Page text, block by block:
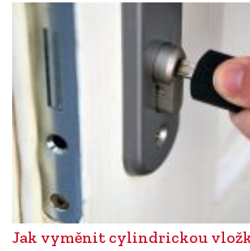
Jak vyměnit cylindrickou